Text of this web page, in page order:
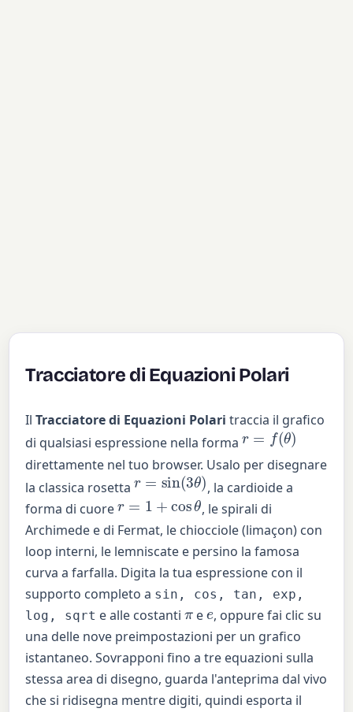
Tracciatore di Equazioni Polari
IlTracciatore di Equazioni Polari traccia il grafico
di qualsiasi espressione nella forma
r=f(θ)
direttamente nel tuo browser. Usalo per disegnare
la classica rosetta
r= sin(3θ)
, la cardioide a
forma di cuorer=1 + cosθ
, le spirali di
Archimede e di Fermat, le chiocciole (limaçon) con
loop interni, le lemniscate e persino la famosa
curva a farfalla. Digita la tua espressione con il
supporto completo a sin, cos, tan, exp,
log, sqrt e alle costantiπ ee, oppure fai clic su
una delle nove preimpostazioni per un grafico
istantaneo. Sovrapponi fino a tre equazioni sulla
stessa area di disegno, guarda l'anteprima dal vivo
che si ridisegna mentre digiti, quindi esporta il